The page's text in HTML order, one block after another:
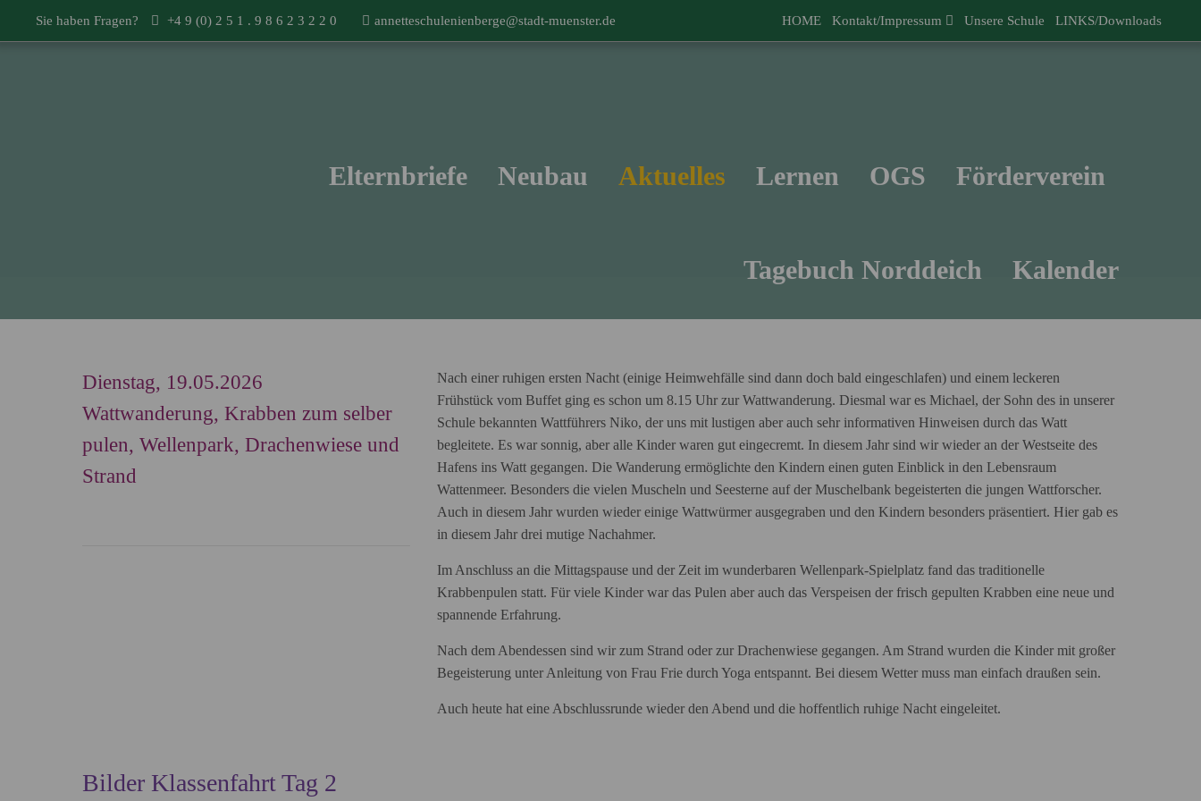
HOME Kontakt/Impressum Unsere Schule LINKS/Downloads
Sie haben Fragen? +4 9 (0) 2 5 1 . 9 8 6 2 3 2 2 0 annetteschulenienberge@stadt-muenster.de
Elternbriefe Neubau Aktuelles Lernen OGS Förderverein
Tagebuch Norddeich Kalender
Dienstag, 19.05.2026
Wattwanderung, Krabben zum selber
pulen, Wellenpark, Drachenwiese und
Strand
Nach einer ruhigen ersten Nacht (einige Heimwehfälle sind dann doch bald eingeschlafen) und einem leckeren
Frühstück vom Buffet ging es schon um 8.15 Uhr zur Wattwanderung. Diesmal war es Michael, der Sohn des in unserer
Schule bekannten Wattführers Niko, der uns mit lustigen aber auch sehr informativen Hinweisen durch das Watt
begleitete. Es war sonnig, aber alle Kinder waren gut eingecremt. In diesem Jahr sind wir wieder an der Westseite des
Hafens ins Watt gegangen. Die Wanderung ermöglichte den Kindern einen guten Einblick in den Lebensraum
Wattenmeer. Besonders die vielen Muscheln und Seesterne auf der Muschelbank begeisterten die jungen Wattforscher.
Auch in diesem Jahr wurden wieder einige Wattwürmer ausgegraben und den Kindern besonders präsentiert. Hier gab es
in diesem Jahr drei mutige Nachahmer.
Im Anschluss an die Mittagspause und der Zeit im wunderbaren Wellenpark-Spielplatz fand das traditionelle
Krabbenpulen statt. Für viele Kinder war das Pulen aber auch das Verspeisen der frisch gepulten Krabben eine neue und
spannende Erfahrung.
Nach dem Abendessen sind wir zum Strand oder zur Drachenwiese gegangen. Am Strand wurden die Kinder mit großer
Begeisterung unter Anleitung von Frau Frie durch Yoga entspannt. Bei diesem Wetter muss man einfach draußen sein.
Auch heute hat eine Abschlussrunde wieder den Abend und die hoffentlich ruhige Nacht eingeleitet.
Bilder Klassenfahrt Tag 2